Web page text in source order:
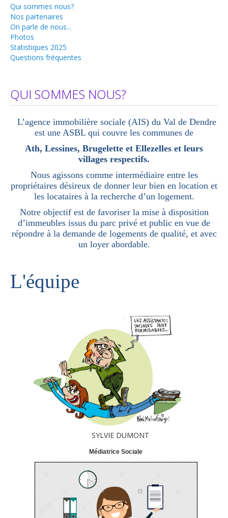
Travaux
Aides et primes
Réparations à charge de ...
Inscription et Documents à fournir
Avantages
Attributions
Quand vous devenez locataire...
Bail et Garantie locative
Droits et devoirs
Réparations à charge de ...
Liens utiles
Heures d'ouverture
Qui sommes nous?
Nos partenaires
On parle de nous...
Photos
Statistiques 2025
Questions fréquentes
QUI SOMMES NOUS?
L’agence immobilière sociale (AIS) du Val de Dendre
est une ASBL qui couvre les communes de
Ath, Lessines, Brugelette et Ellezelles et leurs
villages respectifs.
Nous agissons comme intermédiaire entre les
propriétaires désireux de donner leur bien en location et
les locataires à la recherche d’un logement.
Notre objectif est de favoriser la mise à disposition
d’immeubles issus du parc privé et public en vue de
répondre à la demande de logements de qualité, et avec
un loyer abordable.
L'équipe
SYLVIE DUMONT
Médiatrice Sociale